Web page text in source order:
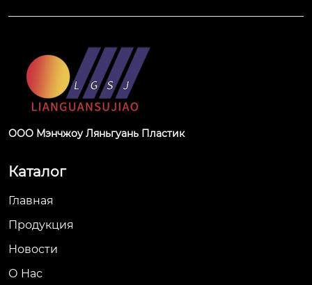
ООО Мэнчжоу Ляньгуань Пластик
Каталог
Главная
Продукция
Новости
О Hас